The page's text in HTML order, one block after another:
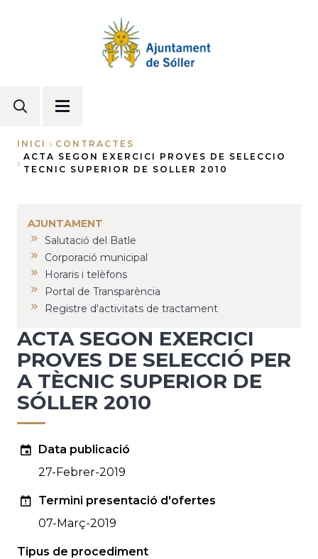
Fil
INICI
CONTRACTES
ACTA SEGON EXERCICI PROVES DE SELECCIO
TECNIC SUPERIOR DE SOLLER 2010
AJUNTAMENT
Salutació del Batle
Corporació municipal
Horaris i telèfons
Portal de Transparència
Registre d'activitats de tractament
ACTA SEGON EXERCICI
PROVES DE SELECCIÓ PER
A TÈCNIC SUPERIOR DE
SÓLLER 2010
Data publicació
27-Febrer-2019
Termini presentació d'ofertes
07-Març-2019
Tipus de procediment